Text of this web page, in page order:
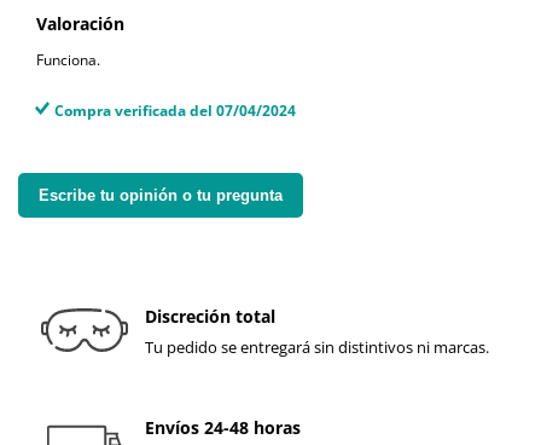
Valoración
Funciona.
Compra verificada del 07/04/2024
Escribe tu opinión o tu pregunta
Discreción total
Tu pedido se entregará sin distintivos ni marcas.
Envíos 24-48 horas